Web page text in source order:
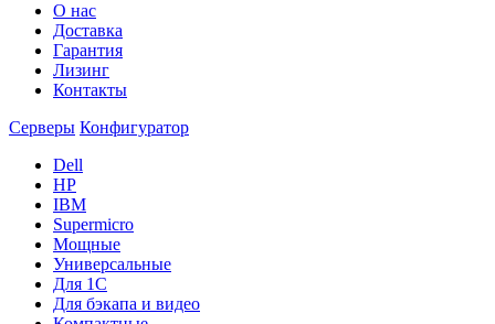
О нас
Доставка
Гарантия
Лизинг
Контакты
Серверы Конфигуратор
Dell
HP
IBM
Supermicro
Мощные
Универсальные
Для 1С
Для бэкапа и видео